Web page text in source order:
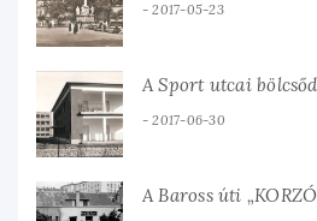
2017-05-23
A Sport utcai
2017-06-30
A Baross úti